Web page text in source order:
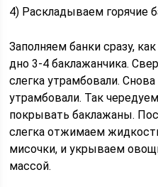
4) Раскладываем горячие
Заполняем банки сразу,
дно 3-4 баклажанчика.
слегка утрамбовали.
утрамбовали. Так
покрывать баклажаны.
слегка отжимаем
мисочки, и укрываем
массой.